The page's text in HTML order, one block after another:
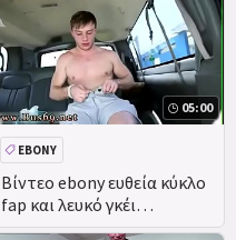
05:00
Βίντεο ebony ευθεία κύκλο
fap και λευκό γκέι
παρακαλεί να σταματήσει
EBONY